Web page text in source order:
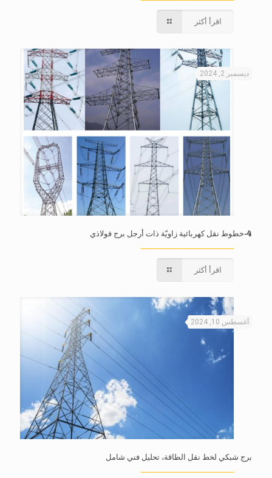
اقرأ أكثر
ديسمبر 2, 2024
4-خطوط نقل كهربائية زاويّة ذات أرجل برج فولاذي
اقرأ أكثر
أغسطس 10, 2024
برج شبكي لخط نقل الطاقة، تحليل فني شامل